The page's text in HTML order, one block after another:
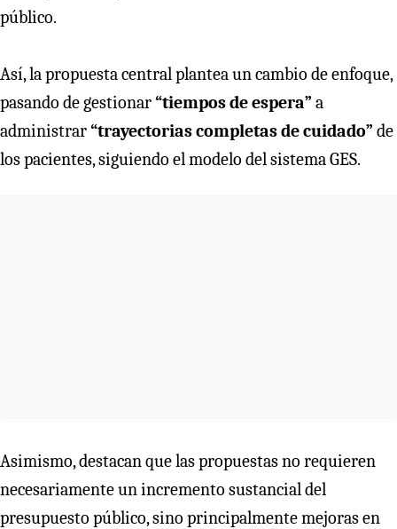
público.
Así, la propuesta central plantea un cambio de enfoque,
pasando de gestionar“tiempos de espera” a
administrar“trayectorias completas de cuidado” de
los pacientes, siguiendo el modelo del sistema GES.
Asimismo, destacan que las propuestas no requieren
necesariamente un incremento sustancial del
presupuesto público, sino principalmente mejoras en